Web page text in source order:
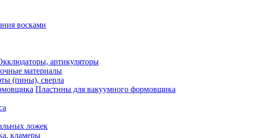
восками
артикуляторы
материалы
(пины), сверла
Пластины для вакуумного формовщика
ложек
кламеры